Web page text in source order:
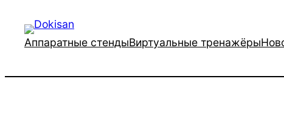
содержимому
Аппаратные стендыВиртуальные тренажёры